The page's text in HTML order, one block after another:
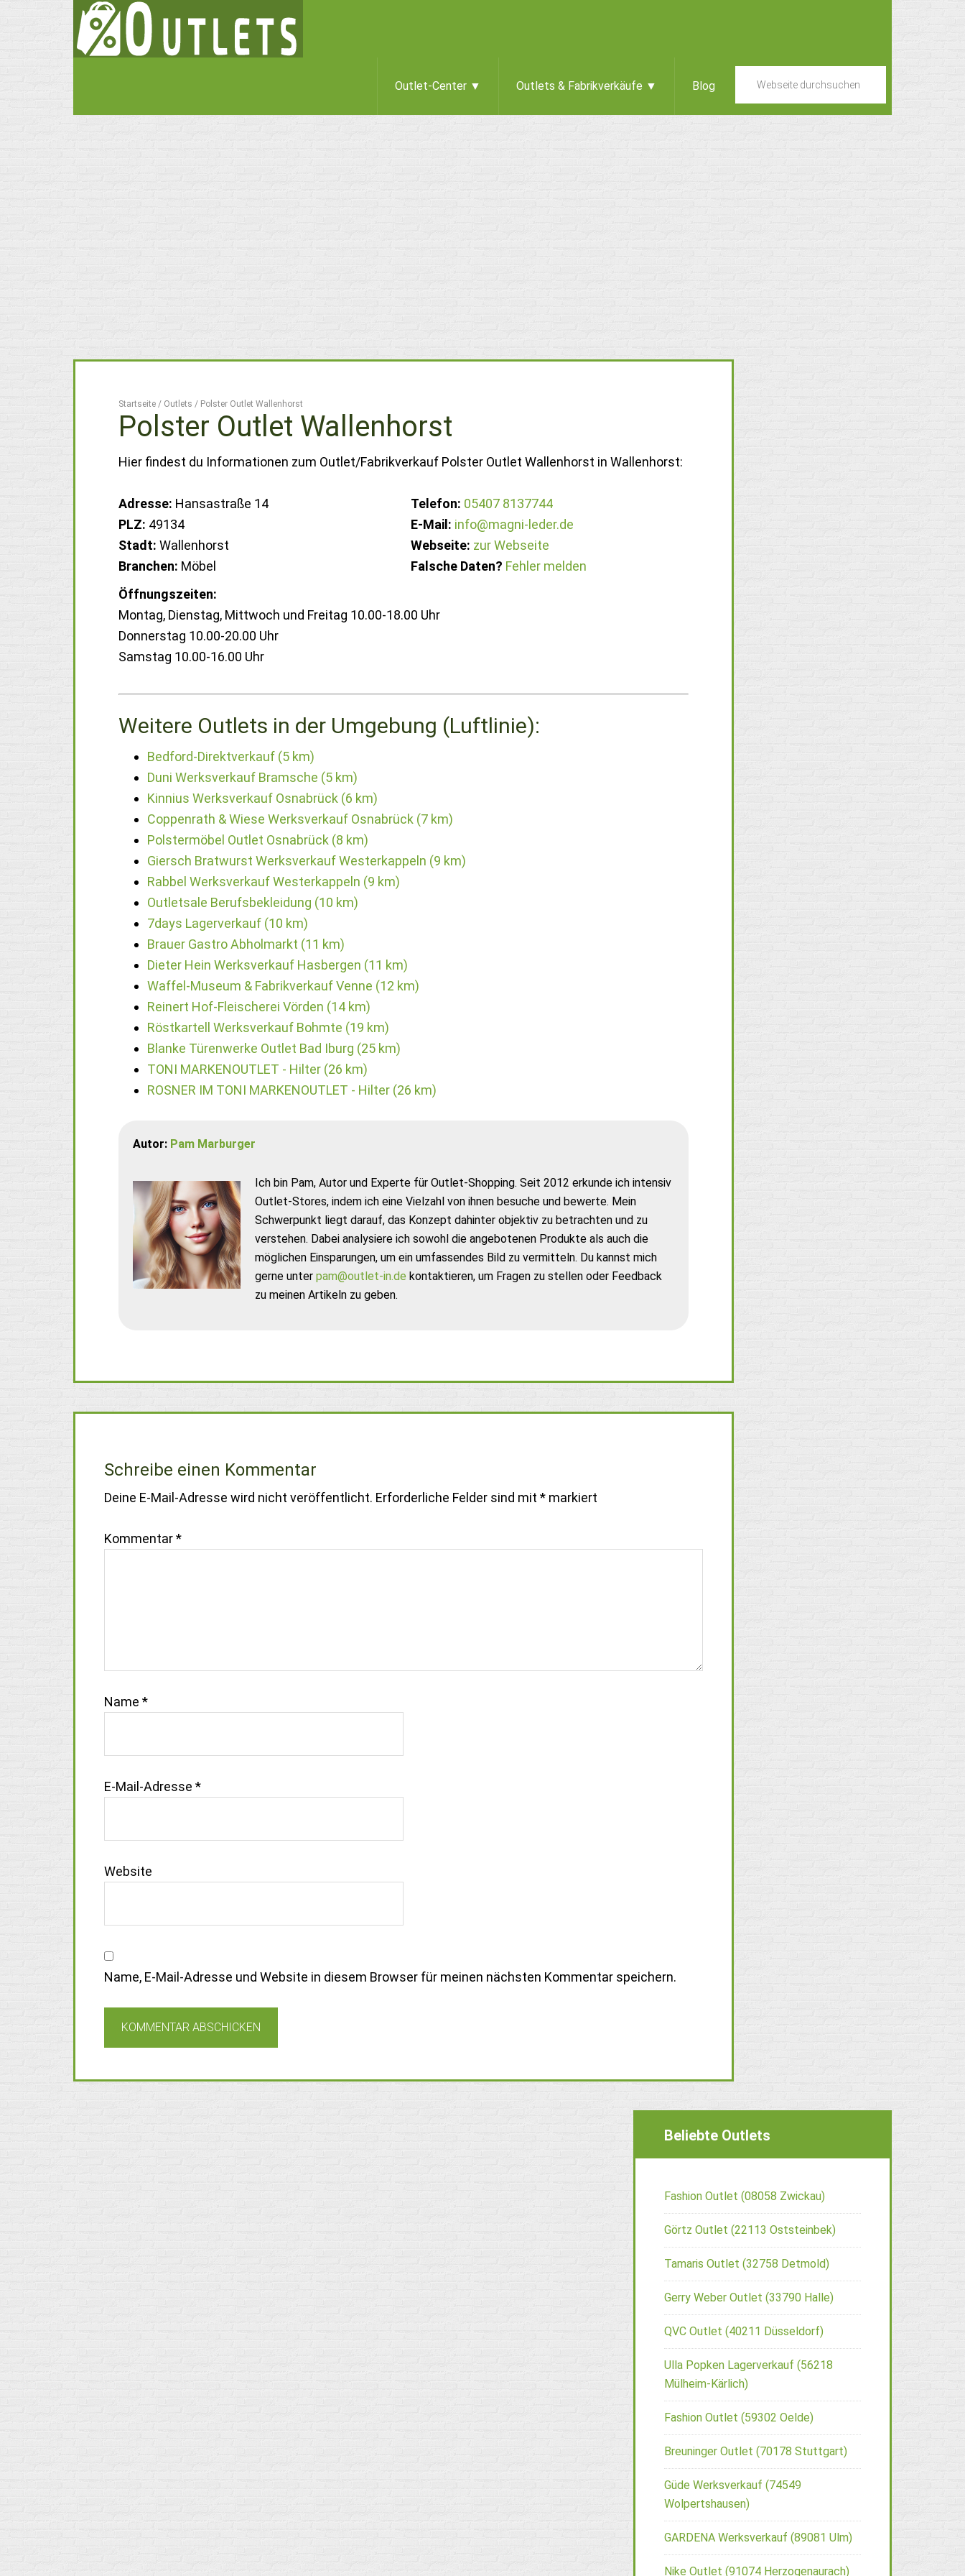
Outlet-Center ▼ Outlets & Fabrikverkäufe ▼ Blog
Startseite / Outlets / Polster Outlet Wallenhorst
Polster Outlet Wallenhorst
Hier findest du Informationen zum Outlet/Fabrikverkauf Polster Outlet Wallenhorst in Wallenhorst:
Adresse: Hansastraße 14
PLZ: 49134
Stadt: Wallenhorst
Branchen: Möbel
Telefon: 05407 8137744
E-Mail: info@magni-leder.de
Webseite: zur Webseite
Falsche Daten? Fehler melden
Öffnungszeiten:
Montag, Dienstag, Mittwoch und Freitag 10.00-18.00 Uhr
Donnerstag 10.00-20.00 Uhr
Samstag 10.00-16.00 Uhr
Weitere Outlets in der Umgebung (Luftlinie):
Bedford-Direktverkauf (5 km)
Duni Werksverkauf Bramsche (5 km)
Kinnius Werksverkauf Osnabrück (6 km)
Coppenrath & Wiese Werksverkauf Osnabrück (7 km)
Polstermöbel Outlet Osnabrück (8 km)
Giersch Bratwurst Werksverkauf Westerkappeln (9 km)
Rabbel Werksverkauf Westerkappeln (9 km)
Outletsale Berufsbekleidung (10 km)
7days Lagerverkauf (10 km)
Brauer Gastro Abholmarkt (11 km)
Dieter Hein Werksverkauf Hasbergen (11 km)
Waffel-Museum & Fabrikverkauf Venne (12 km)
Reinert Hof-Fleischerei Vörden (14 km)
Röstkartell Werksverkauf Bohmte (19 km)
Blanke Türenwerke Outlet Bad Iburg (25 km)
TONI MARKENOUTLET - Hilter (26 km)
ROSNER IM TONI MARKENOUTLET - Hilter (26 km)
Autor: Pam Marburger
Ich bin Pam, Autor und Experte für Outlet-Shopping. Seit 2012 erkunde ich intensiv
Outlet-Stores, indem ich eine Vielzahl von ihnen besuche und bewerte. Mein
Schwerpunkt liegt darauf, das Konzept dahinter objektiv zu betrachten und zu
verstehen. Dabei analysiere ich sowohl die angebotenen Produkte als auch die
möglichen Einsparungen, um ein umfassendes Bild zu vermitteln. Du kannst mich
gerne unter pam@outlet-in.de kontaktieren, um Fragen zu stellen oder Feedback
zu meinen Artikeln zu geben.
Schreibe einen Kommentar
Deine E-Mail-Adresse wird nicht veröffentlicht. Erforderliche Felder sind mit * markiert
Kommentar*
Name *
E-Mail-Adresse *
Website
Name, E-Mail-Adresse und Website in diesem Browser für meinen nächsten Kommentar speichern.
Beliebte Outlets
Fashion Outlet (08058 Zwickau)
Görtz Outlet (22113 Oststeinbek)
Tamaris Outlet (32758 Detmold)
Gerry Weber Outlet (33790 Halle)
QVC Outlet (40211 Düsseldorf)
Ulla Popken Lagerverkauf (56218
Mülheim-Kärlich)
Fashion Outlet (59302 Oelde)
Breuninger Outlet (70178 Stuttgart)
Güde Werksverkauf (74549
Wolpertshausen)
GARDENA Werksverkauf (89081 Ulm)
Nike Outlet (91074 Herzogenaurach)